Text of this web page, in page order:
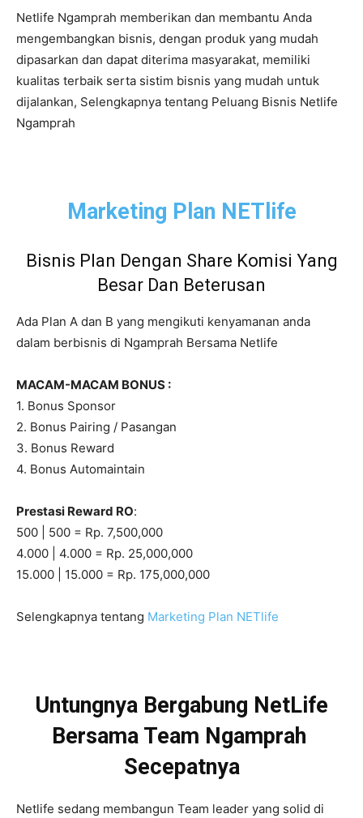
Netlife Ngamprah memberikan dan membantu Anda
mengembangkan bisnis, dengan produk yang mudah
dipasarkan dan dapat diterima masyarakat, memiliki
kualitas terbaik serta sistim bisnis yang mudah untuk
dijalankan, Selengkapnya tentang Peluang Bisnis Netlife
Ngamprah
Marketing Plan NETlife
Bisnis Plan Dengan Share Komisi Yang
Besar Dan Beterusan
Ada Plan A dan B yang mengikuti kenyamanan anda
dalam berbisnis di Ngamprah Bersama Netlife
MACAM-MACAM BONUS :
1. Bonus Sponsor
2. Bonus Pairing / Pasangan
3. Bonus Reward
4. Bonus Automaintain
Prestasi Reward RO:
500 | 500 = Rp. 7,500,000
4.000 | 4.000 = Rp. 25,000,000
15.000 | 15.000 = Rp. 175,000,000
Selengkapnya tentang Marketing Plan NETlife
Untungnya Bergabung NetLife
Bersama Team Ngamprah
Secepatnya
Netlife sedang membangun Team leader yang solid di